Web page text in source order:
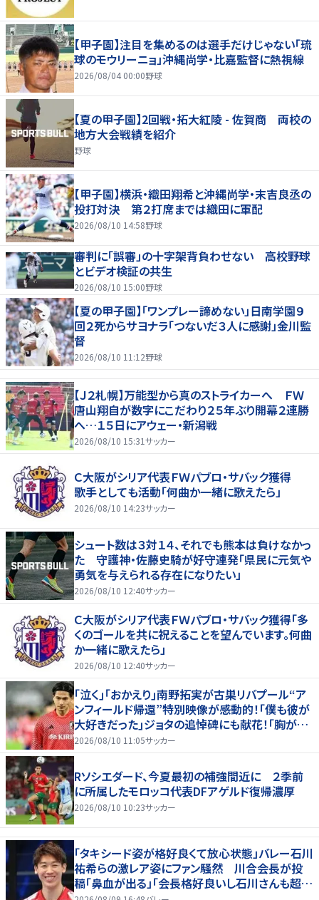
【甲子園】注目を集めるのは選手だけじゃない「琉
球のモウリーニョ」沖縄尚学・比嘉監督に熱視線
2026/08/04 00:00野球
【夏の甲子園】2回戦・拓大紅陵 - 佐賀商 両校の
地方大会戦績を紹介
野球
【甲子園】横浜・織田翔希と沖縄尚学・末吉良丞の
投打対決 第２打席までは織田に軍配
2026/08/10 14:58野球
審判に「誤審」の十字架背負わせない 高校野球
とビデオ検証の共生
2026/08/10 15:00野球
【夏の甲子園】「ワンプレー諦めない」日南学園９
回２死からサヨナラ「つないだ３人に感謝」金川監
督
2026/08/10 11:12野球
【Ｊ２札幌】万能型から真のストライカーへ ＦＷ
唐山翔自が数字にこだわり２５年ぶり開幕２連勝
へ…１５日にアウェー・新潟戦
2026/08/10 15:31サッカー
Ｃ大阪がシリア代表ＦＷパブロ・サバック獲得
歌手としても活動「何曲か一緒に歌えたら」
2026/08/10 14:23サッカー
シュート数は３対１４、それでも熊本は負けなかっ
た 守護神・佐藤史騎が好守連発「県民に元気や
勇気を与えられる存在になりたい」
2026/08/10 12:40サッカー
Ｃ大阪がシリア代表ＦＷパブロ・サバック獲得「多
くのゴールを共に祝えることを望んでいます。何曲
か一緒に歌えたら」
2026/08/10 12:40サッカー
｢泣く｣｢おかえり｣南野拓実が古巣リバプール“ア
ンフィールド帰還”特別映像が感動的！｢僕も彼が
大好きだった｣ジョタの追悼碑にも献花！｢胸が熱
くなります…｣
2026/08/10 11:05サッカー
Rソシエダード、今夏最初の補強間近に ２季前
に所属したモロッコ代表DFアゲルド復帰濃厚
2026/08/10 10:23サッカー
「タキシード姿が格好良くて放心状態」バレー石川
祐希らの激レア姿にファン騒然 川合会長が投
稿「鼻血が出る」「会長格好良いし石川さんも超格